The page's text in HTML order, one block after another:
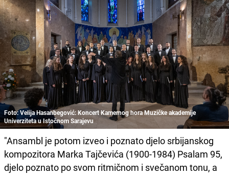
Foto: Velija Hasanbegović: Koncert Kamernog hora Muzičke akademije
Univerziteta u Istočnom Sarajevu
"Ansambl je potom izveo i poznato djelo srbijanskog
kompozitora Marka Tajčevića (1900-1984) Psalam 95,
djelo poznato po svom ritmičnom i svečanom tonu, a